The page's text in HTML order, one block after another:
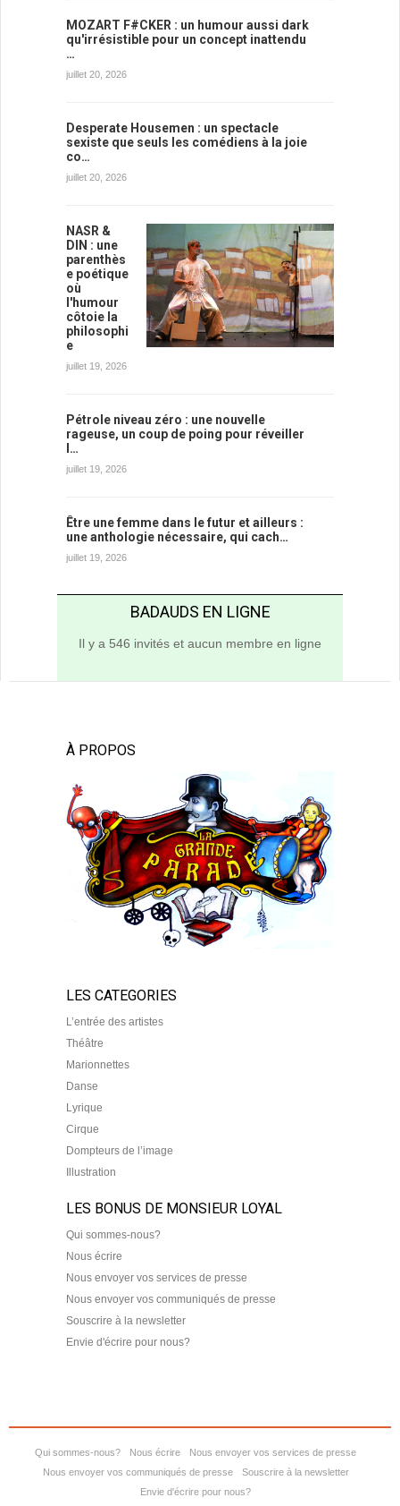
MOZART F#CKER : un humour aussi dark
qu'irrésistible pour un concept inattendu
…
juillet 20, 2026
Desperate Housemen : un spectacle
sexiste que seuls les comédiens à la joie
co…
juillet 20, 2026
NASR &
DIN : une
parenthès
e poétique
où
l'humour
côtoie la
philosophi
e
juillet 19, 2026
Pétrole niveau zéro : une nouvelle
rageuse, un coup de poing pour réveiller
l…
juillet 19, 2026
Être une femme dans le futur et ailleurs :
une anthologie nécessaire, qui cach…
juillet 19, 2026
BADAUDS EN LIGNE
Il y a 546 invités et aucun membre en ligne
À PROPOS
LES CATEGORIES
L’entrée des artistes
Théâtre
Marionnettes
Danse
Lyrique
Cirque
Dompteurs de l’image
Illustration
LES BONUS DE MONSIEUR LOYAL
Qui sommes-nous?
Nous écrire
Nous envoyer vos services de presse
Nous envoyer vos communiqués de presse
Souscrire à la newsletter
Envie d'écrire pour nous?
Qui sommes-nous? Nous écrire
Nous envoyer vos services de presse
Nous envoyer vos communiqués de presse
Souscrire à la newsletter
Envie d'écrire pour nous?